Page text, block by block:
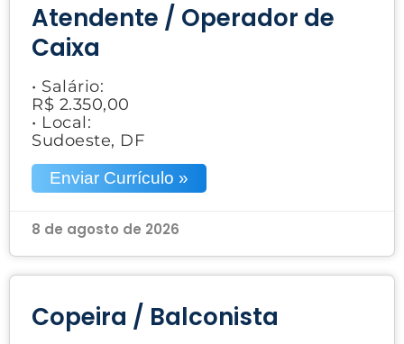
Atendente / Operador de
Caixa
• Salário:
R$ 2.350,00
• Local:
Sudoeste, DF
Enviar Currículo »
8 de agosto de 2026
Copeira / Balconista